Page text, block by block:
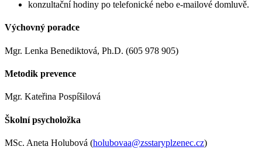
konzultační hodiny po telefonické nebo e-mailové domluvě.
Výchovný poradce
Mgr. Lenka Benediktová, Ph.D. (605 978 905)
Metodik prevence
Mgr. Kateřina Pospíšilová
Školní psycholožka
MSc. Aneta Holubová (holubovaa@zsstaryplzenec.cz)